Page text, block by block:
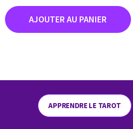
APPRENDRE LE TAROT